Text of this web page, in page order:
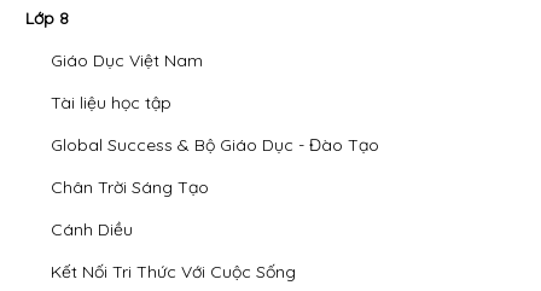
Lớp 8
Giáo Dục Việt Nam
Tài liệu học tập
Global Success & Bộ Giáo Dục - Đào Tạo
Chân Trời Sáng Tạo
Cánh Diều
Kết Nối Tri Thức Với Cuộc Sống